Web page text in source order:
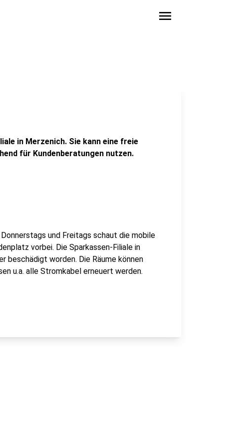
menu
in Merzenich. Sie kann eine freie
für Kundenberatungen nutzen.
und Freitags schaut die mobile
vorbei. Die Sparkassen-Filiale in
beschädigt worden. Die Räume können
u.a. alle Stromkabel erneuert werden.